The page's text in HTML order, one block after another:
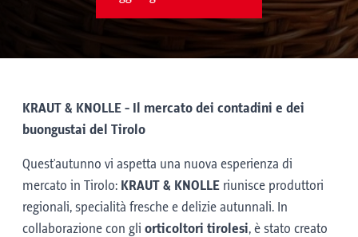
KRAUT & KNOLLE - Il mercato dei contadini e dei
buongustai del Tirolo
Quest'autunno vi aspetta una nuova esperienza di
mercato in Tirolo: KRAUT & KNOLLE riunisce produttori
regionali, specialità fresche e delizie autunnali. In
collaborazione con gli orticoltori tirolesi, è stato creato